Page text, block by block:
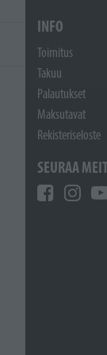
INFO
Toimitus
Takuu
Palautukset
Maksutavat
Rekisteriseloste
SEURAA